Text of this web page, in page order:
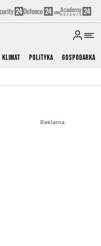
Klimat Polityka Gospodarka
Reklama